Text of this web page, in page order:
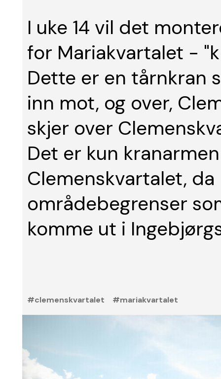
I uke 14 vil det
for Mariakvartalet -
Dette er en tårnkran
inn mot, og over,
skjer over
Det er kun
Clemenskvartalet,
områdebegrenser
komme ut i
#clemenskvartalet #mariakvartalet